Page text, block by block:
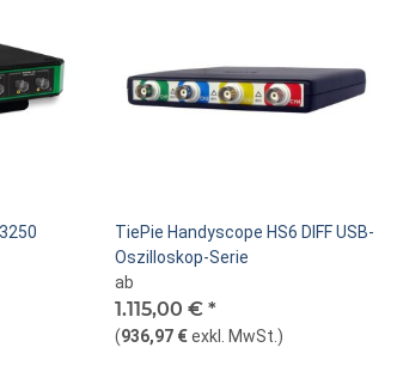
TiePie Handyscope HS6 DIFF USB-
Oszilloskop-Serie
ab
1.115,00 € *
(936,97 €exkl. MwSt. )